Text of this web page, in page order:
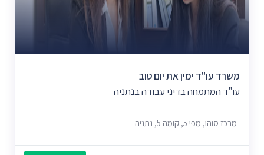
משרד עו"ד ימין את יום טוב
עו"ד המתמחה בדיני עבודה בנתניה
מרכז סוהו, מפי 5, קומה 5, נתניה